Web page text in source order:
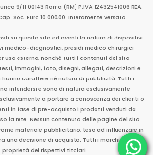
9/11 00143 Roma (RM) P.IVA 12432541006 REA:
Soc. Euro 10.000,00. Interamente versato.
su questo sito ed aventi la natura di dispositivi
medico-diagnostici, presidi medico chirurgici,
uso esterno, nonché tutti i contenuti del sito
immagini, foto, disegni, allegati, descrizioni e
carattere né natura di pubblicità. Tutti i
intendersi e sono di natura esclusivamente
a portare a conoscenza dei clienti o
in fase di pre-acquisto i prodotti venduti da
la rete. Nessun contenuto delle pagine del sito
materiale pubblicitario, teso ad influenzare in
una decisione di acquisto. Tutti i marchi sono di
proprietà dei rispettivi titolari